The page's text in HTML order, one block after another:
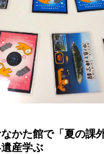
なかた館で「夏の
産学ぶ